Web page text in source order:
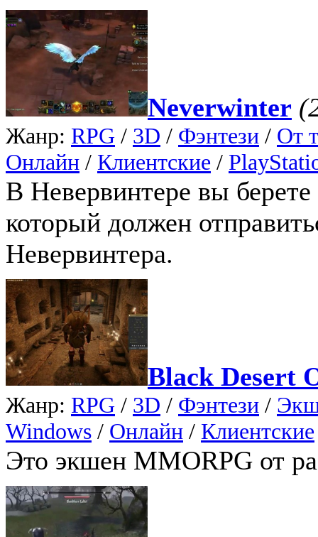
Neverwinter
Жанр: RPG / 3D / Фэнтези / От
Онлайн / Клиентские /
В Невервинтере вы берете
который должен
Невервинтера.
Black Desert
Жанр: RPG / 3D / Фэнтези /
Windows / Онлайн / Клиентские
Это экшен MMORPG от